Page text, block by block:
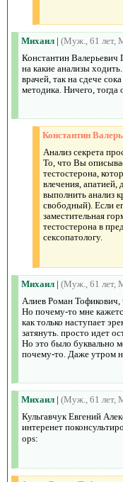
Михаил | (Муж., 61 лет,
Константин Валерьевич
на какие анализы
врачей, так на сдече
методика. Ничего, тогда
Константин
Анализ секрета
То, что Вы
тестостерона,
влечения, апатией,
выполнить анализ
свободный). Если
заместительная
тестостерона в
сексопатологу.
Михаил | (Муж., 61 лет,
Алиев Роман Тофикович,
Но почему-то мне
как только наступает
затянуть. просто идет
Но это было буквально
почему-то. Даже утром
Михаил | (Муж., 61 лет,
Кульгавчук Евгений
интеренет
ops: